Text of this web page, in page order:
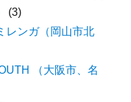
(3)
レンガ（岡山市北
（大阪市、名